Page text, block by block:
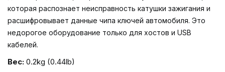
которая распознает неисправность катушки зажигания и
расшифровывает данные чипа ключей автомобиля. Это
недорогое оборудование только для хостов и USB
кабелей.
Вес: 0.2kg (0.44lb)